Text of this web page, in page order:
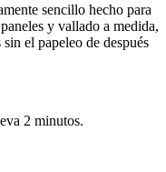
sencillo hecho para
y vallado a medida,
el papeleo de después
2 minutos.